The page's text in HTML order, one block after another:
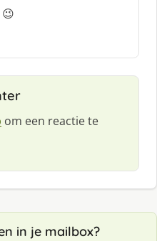
om een reactie te
in je mailbox?